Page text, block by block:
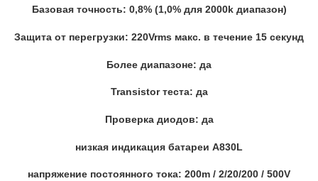
Базовая точность: 0,8% (1,0% для 2000k диапазон)
Защита от перегрузки: 220Vrms макс. в течение 15 секунд
Более диапазоне: да
Transistor теста: да
Проверка диодов: да
низкая индикация батареи A830L
напряжение постоянного тока: 200m / 2/20/200 / 500V